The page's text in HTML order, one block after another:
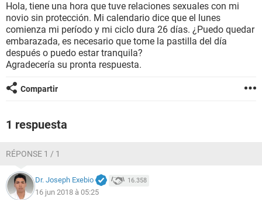
BIENESTAR
SEXUALIDAD
GLOSARIO
Hola, tiene una hora que tuve relaciones sexuales con mi
novio sin protección. Mi calendario dice que el lunes
comienza mi período y mi ciclo dura 26 días. ¿Puedo quedar
embarazada, es necesario que tome la pastilla del día
después o puedo estar tranquila?
Agradecería su pronta respuesta.
Compartir
1 respuesta
RÉPONSE 1 / 1
Dr. Joseph Exebio 16.358
16 jun 2018 à 05:25